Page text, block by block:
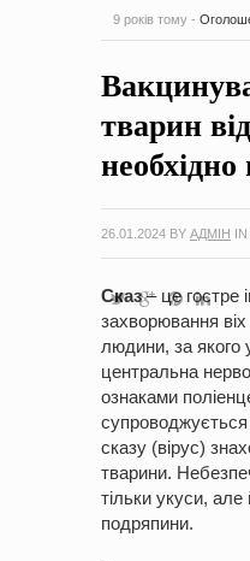
9 років тому -
на період 2018 – 2020
- 0 Коментарів
тварин
26.01.2024 BY АДМІН IN
Сказ– це гостре
захворювання
людини, за якого
центральна
ознаками
сказу (вірус)
тварини.
тільки укуси,
подряпини.